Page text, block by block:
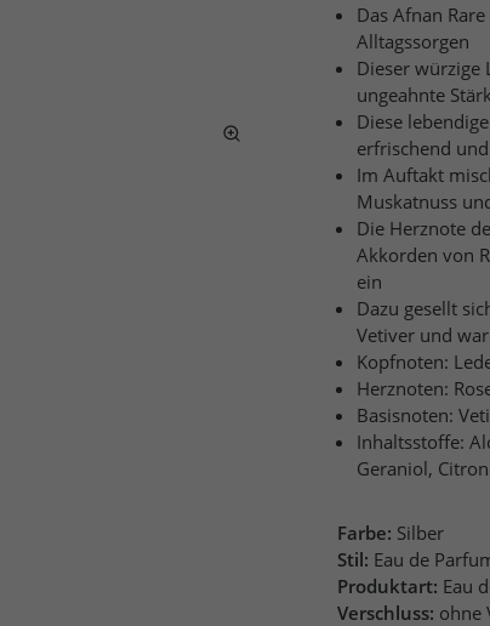
Das Afnan
Alltagssorgen
Dieser würzige
ungeahnte
Diese
erfrischend
Im Auftakt
Muskatnuss
Die Herznote
Akkorden von
ein
Dazu gesellt
Vetiver und
Kopfnoten:
Herznoten:
Basisnoten:
Inhaltsstoffe:
Geraniol,
Farbe: Silber
Stil: Eau de
Produktart: Eau
Verschluss: ohne